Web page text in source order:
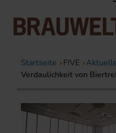
Startseite FIVE
Verdaulichkeit von